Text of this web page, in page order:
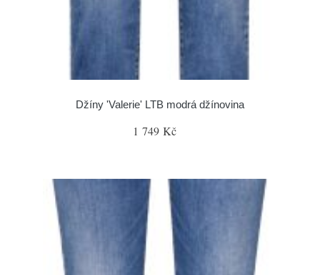
Džíny 'Valerie' LTB modrá džínovina
1 749 Kč